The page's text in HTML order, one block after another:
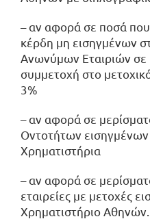
– αν αφορά σε ποσά που
κέρδη μη εισηγμένων
Ανωνύμων Εταιριών σε
συμμετοχή στο
3%
– αν αφορά σε
Οντοτήτων
Χρηματιστήρια
– αν αφορά σε
εταιρείες με μετοχές
Χρηματιστήριο Αθηνών.